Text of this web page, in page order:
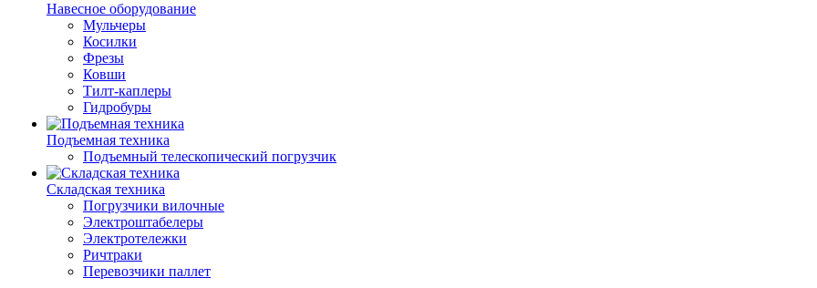
Навесное оборудование
Мульчеры
Косилки
Фрезы
Ковши
Тилт-каплеры
Гидробуры
Подъемная техника
Подъемный телескопический погрузчик
Складская техника
Погрузчики вилочные
Электроштабелеры
Электротележки
Ричтраки
Перевозчики паллет